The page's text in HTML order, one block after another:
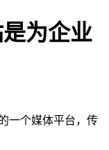
为企业
一个媒体平台，传